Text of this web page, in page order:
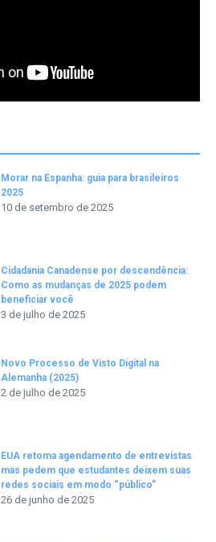
Morar na Espanha: guia para brasileiros
2025
10 de setembro de 2025
Cidadania Canadense por descendência:
Como as mudanças de 2025 podem
beneficiar você
3 de julho de 2025
Novo Processo de Visto Digital na
Alemanha (2025)
2 de julho de 2025
EUA retoma agendamento de entrevistas
mas pedem que estudantes deixem suas
redes sociais em modo “público”
26 de junho de 2025